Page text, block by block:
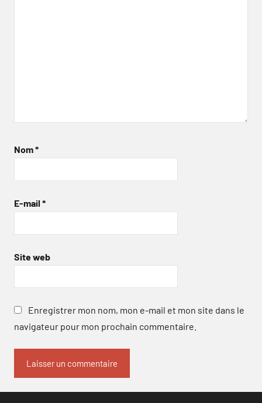
Nom*
E-mail *
Site web
Enregistrer mon nom, mon e-mail et mon site dans le
navigateur pour mon prochain commentaire.